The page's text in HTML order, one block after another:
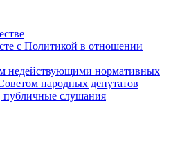
с Политикой в отношении
недействующими нормативных
народных депутатов
слушания